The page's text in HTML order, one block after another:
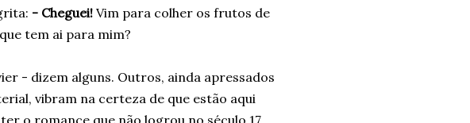
- Cheguei! Vim para colher os frutos de
tem ai para mim?
- dizem alguns. Outros, ainda apressados
vibram na certeza de que estão aqui
o romance que não logrou no século 17,